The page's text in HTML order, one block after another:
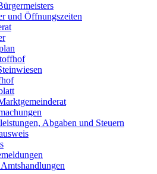
und Öffnungszeiten
Abgaben und Steuern